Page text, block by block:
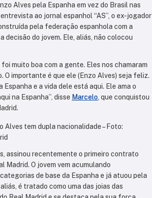
Alves pela Espanha em vez do Brasil nas
ao jornal espanhol “AS”, o ex-jogador
pela federação espanhola com a
decisão do jovem. Ele, aliás, não colocou
muito boa com a gente. Eles nos chamaram
O importante é que ele (Enzo Alves) seja feliz.
Espanha e a vida dele está aqui. Ele ama o
na Espanha”, disse Marcelo , que conquistou
Alves tem dupla nacionalidade – Foto:
assinou recentemente o primeiro contrato
Madrid. O jovem vem acumulando
de base da Espanha e já atuou pela
é tratado como uma das joias das